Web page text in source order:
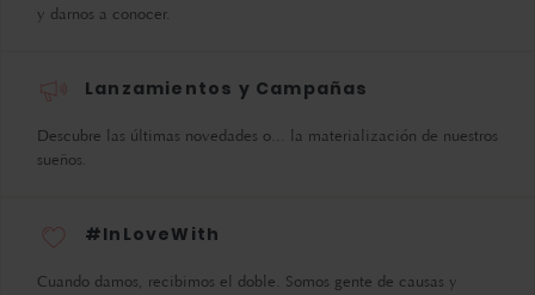
y darnos a conocer.
Lanzamientos y Campañas
Descubre las últimas novedades o... la materialización de nuestros
sueños.
#InLoveWith
Cuando damos, recibimos el doble. Somos gente de causas y